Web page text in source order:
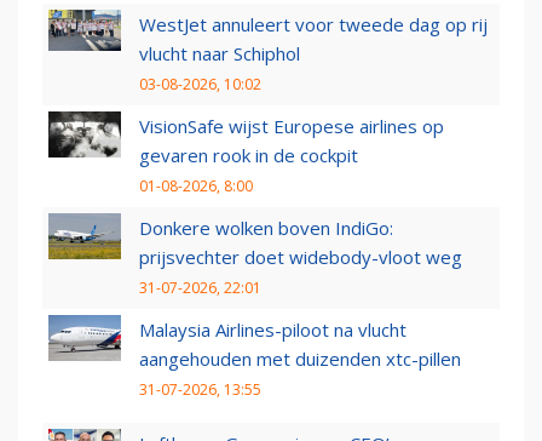
WestJet annuleert voor tweede dag op rij
vlucht naar Schiphol
03-08-2026, 10:02
VisionSafe wijst Europese airlines op
gevaren rook in de cockpit
01-08-2026, 8:00
Donkere wolken boven IndiGo:
prijsvechter doet widebody-vloot weg
31-07-2026, 22:01
Malaysia Airlines-piloot na vlucht
aangehouden met duizenden xtc-pillen
31-07-2026, 13:55